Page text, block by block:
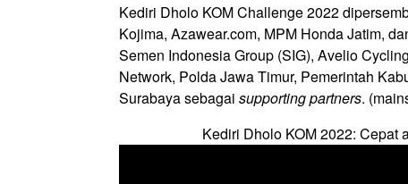
Kediri Dholo KOM Challenge 2022
Kojima, Azawear.com, MPM Honda Jatim,
Semen Indonesia Group (SIG), Avelio
Network, Polda Jawa Timur, Pemerintah
Surabaya sebagai supporting partners.
Kediri Dholo KOM 2022: Cepat